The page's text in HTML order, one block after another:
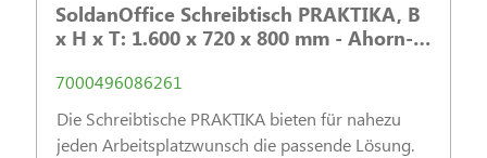
SoldanOffice Schreibtisch PRAKTIKA, B
x H x T: 1.600 x 720 x 800 mm - Ahorn-
7000496086261
Die Schreibtische PRAKTIKA bieten für nahezu
jeden Arbeitsplatzwunsch die passende Lösung.